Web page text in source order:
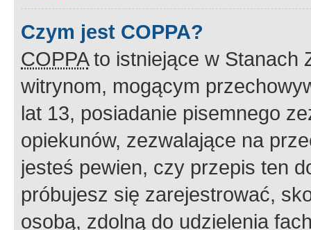
Czym jest COPPA?
COPPAto istniejące w Stanach
witrynom, mogącym
lat 13, posiadanie pisemnego
opiekunów, zezwalające na
jesteś pewien, czy przepis ten
próbujesz się zarejestrować,
osobą, zdolną do udzielenia